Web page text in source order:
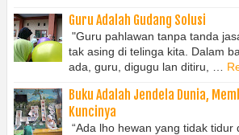
Guru Adalah Gudang Solusi
"Guru pahlawan tanpa tanda
tak asing di telinga kita. Dalam
ada, guru, digugu lan ditiru, …
Buku Adalah Jendela Dunia,
Kuncinya
“Ada lho hewan yang tidak tidur